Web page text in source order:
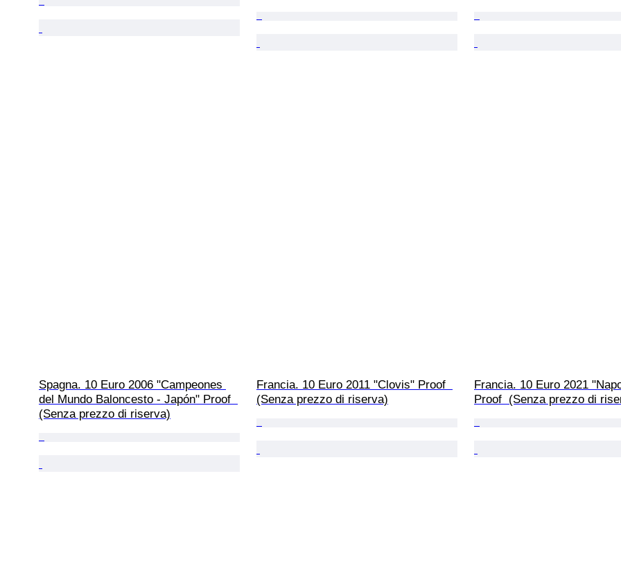
Spagna. 10 Euro 2006 "Campeones
del Mundo Baloncesto - Japón" Proof
(Senza prezzo di riserva)
Francia. 10 Euro 2011 "Clovis" Proof
(Senza prezzo di riserva)
Francia. 10 Euro 2021
Proof  (Senza prezzo di